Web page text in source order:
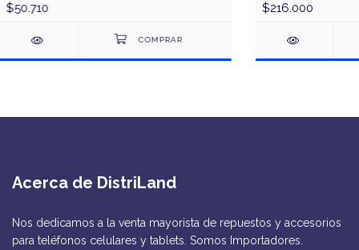
$50.710
$216.000
Acerca de DistriLand
Nos dedicamos a la venta mayorista de repuestos y accesorios
para teléfonos celulares y tablets. Somos Importadores.